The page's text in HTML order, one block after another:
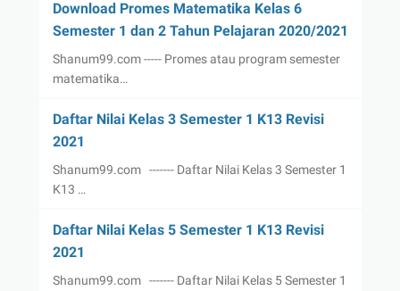
Download Promes Matematika Kelas 6
Semester 1 dan 2 Tahun Pelajaran 2020/2021
Shanum99.com ----- Promes atau program semester
matematika…
Daftar Nilai Kelas 3 Semester 1 K13 Revisi
2021
Shanum99.com ------- Daftar Nilai Kelas 3 Semester 1
K13 …
Daftar Nilai Kelas 5 Semester 1 K13 Revisi
2021
Shanum99.com ------- Daftar Nilai Kelas 5 Semester 1